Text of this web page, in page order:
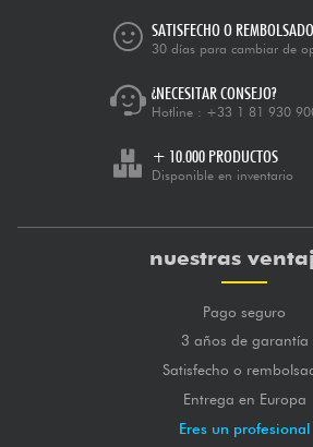
SATISFECHO O REMBOLSADO
30 días para cambiar de
¿NECESITAR CONSEJO?
Hotline : +33 1 81 930
+ 10.000 PRODUCTOS
Disponible en inventario
nuestras
Pago seguro
3 años de garantía
Satisfecho o
Entrega en Europa
Eres un profesional